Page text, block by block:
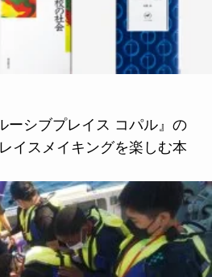
ーシブプレイス コパル』の
イスメイキングを楽しむ本